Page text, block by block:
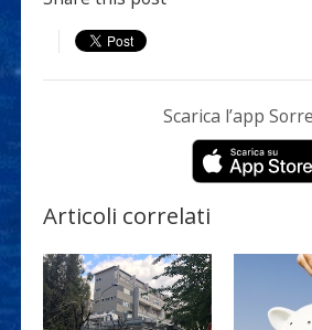
Scarica l’app
Articoli correlati